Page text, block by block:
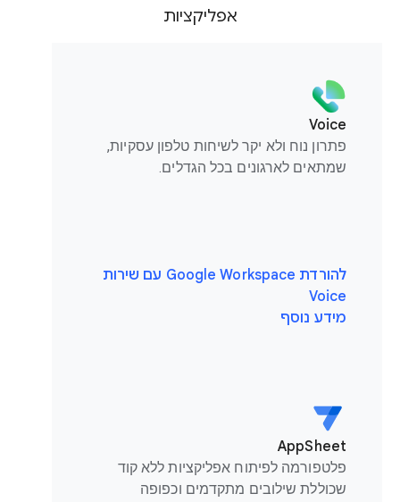
אפליקציות
Voice
פתרון נוח ולא יקר לשיחות טלפון עסקיות,
שמתאים לארגונים בכל הגדלים.
להורדת Google Workspace עם שירות
Voice
מידע נוסף
AppSheet
פלטפורמה לפיתוח אפליקציות ללא קוד
שכוללת שילובים מתקדמים וכפופה